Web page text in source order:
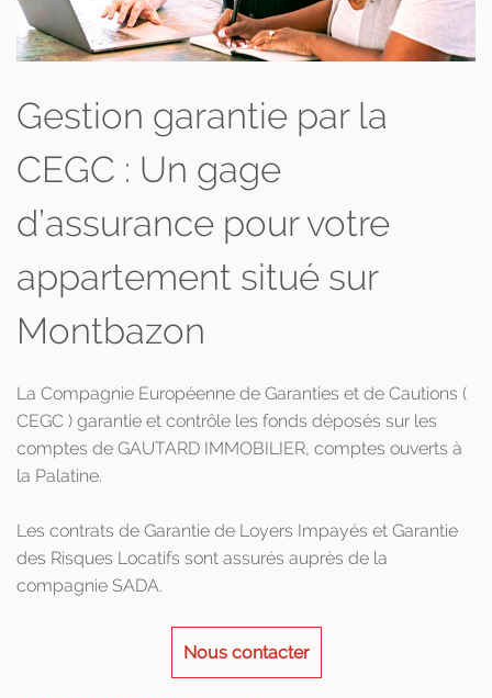
Gestion garantie par la
CEGC : Un gage
d’assurance pour votre
appartement situé sur
Montbazon
La Compagnie Européenne de Garanties et de Cautions (
CEGC ) garantie et contrôle les fonds déposés sur les
comptes de GAUTARD IMMOBILIER, comptes ouverts à
la Palatine.
Les contrats de Garantie de Loyers Impayés et Garantie
des Risques Locatifs sont assurés auprès de la
compagnie SADA.
Nous contacter